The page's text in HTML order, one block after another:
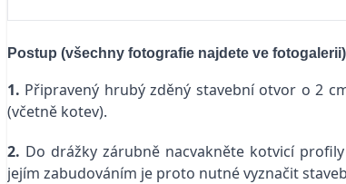
Postup (všechny fotografie najdete ve
1. Připravený hrubý zděný stavební otvor o 2
(včetně kotev).
2. Do drážky zárubně nacvakněte kotvicí
jejím zabudováním je proto nutné vyznačit